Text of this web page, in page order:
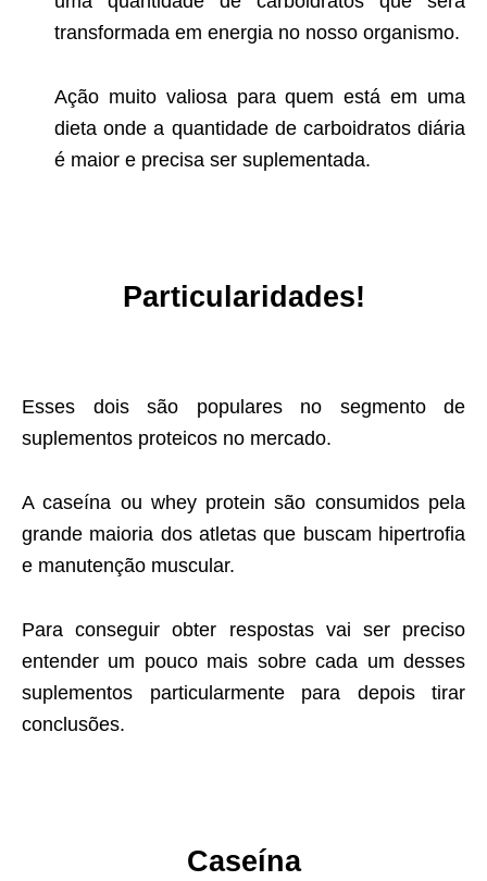
transformada em energia no nosso organismo.
Ação muito valiosa para quem está em uma
dieta onde a quantidade de carboidratos diária
é maior e precisa ser suplementada.
Particularidades!
Esses dois são populares no segmento de
suplementos proteicos no mercado.
A caseína ou whey protein são consumidos pela
grande maioria dos atletas que buscam hipertrofia
e manutenção muscular.
Para conseguir obter respostas vai ser preciso
entender um pouco mais sobre cada um desses
suplementos particularmente para depois tirar
conclusões.
Caseína